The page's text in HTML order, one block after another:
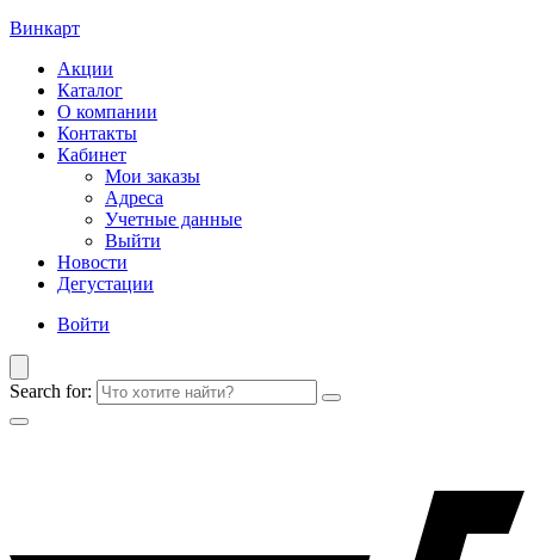
Винкарт
Акции
Каталог
О компании
Контакты
Кабинет
Мои заказы
Адреса
Учетные данные
Выйти
Новости
Дегустации
Войти
Search for: